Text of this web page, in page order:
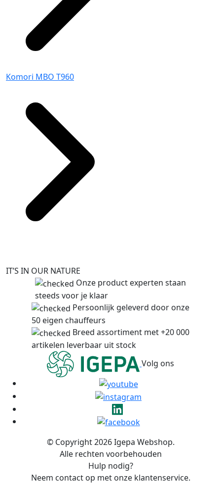
Komori MBO T960
IT’S IN OUR NATURE
Onze product experten staan
steeds voor je klaar
Persoonlijk geleverd door onze
50 eigen chauffeurs
Breed assortiment met +20 000
artikelen leverbaar uit stock
Volg ons
© Copyright 2026 Igepa Webshop.
Alle rechten voorbehouden
Hulp nodig?
Neem contact op met onze klantenservice.